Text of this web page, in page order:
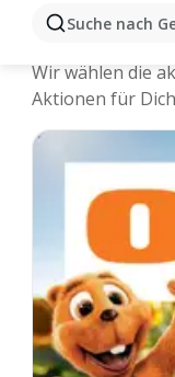
Suche nach
Kimbino.ch
Wir wählen die
Aktionen für